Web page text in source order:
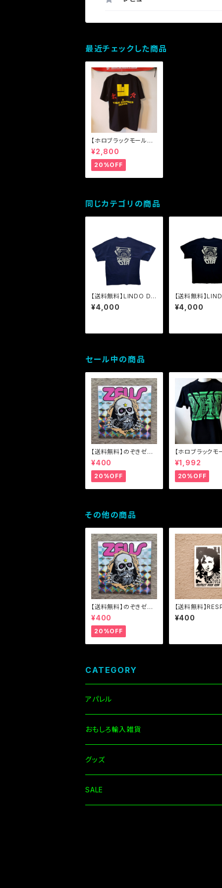
最近チェックした商品
【ホロブラックモール特
典有り】【送料無料】YA
BAI ゴールデンハーベ
スト ヌンチャク
¥2,800
20%OFF
同じカテゴリの商品
【送料無料】LINDO DI
A【ネイビー】
¥4,000
【送料無料】
A【ブラック】
¥4,000
セール中の商品
【送料無料】のぞきゼウ
ス【セール】
¥400
20%OFF
【ホロブラックモ
典有り】【ホロブ
ール特典有り】【
料】YEN(円と
ャツ
¥1,992
20%OFF
その他の商品
【送料無料】のぞきゼウ
ス【セール】
¥400
20%OFF
【送料無料】
OCK ICON ステ
¥400
CATEGORY
アパレル
Tシャツ
長袖
その他
おもしろ輸入雑貨
グッズ
SALE